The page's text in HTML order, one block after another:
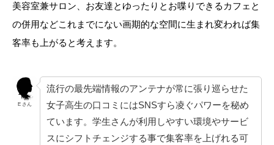
美容室兼サロン、お友達とゆったりとお喋りできるカフェと
の併用などこれまでにない画期的な空間に生まれ変われば集
客率も上がると考えます。
E さん
流行の最先端情報のアンテナが常に張り巡らせた
女子高生の口コミにはSNSすら凌ぐパワーを秘め
ています。学生さんが利用しやすい環境やサービ
スにシフトチェンジする事で集客率を上げれる可